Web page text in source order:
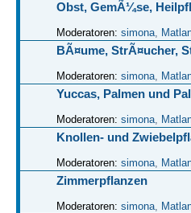
Obst, GemÃ¼se,
Moderatoren: simona
BÃ¤ume, StrÃ¤ucher,
Moderatoren: simona
Yuccas, Palmen und
Moderatoren: simona
Knollen- und
Moderatoren: simona
Zimmerpflanzen
Moderatoren: simona